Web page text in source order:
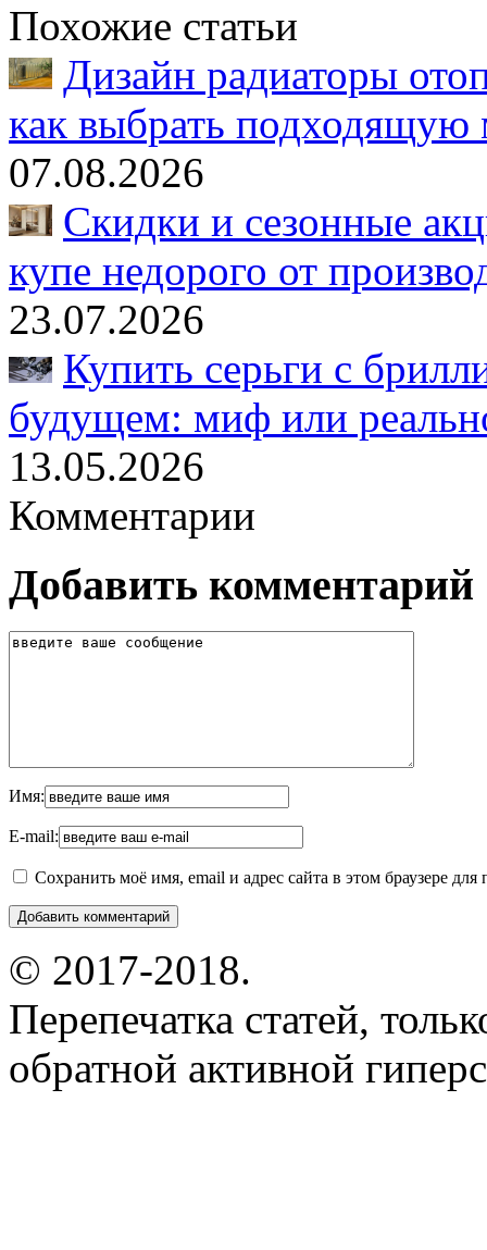
Похожие статьи
Дизайн радиаторы
как выбрать подходящую
07.08.2026
Скидки и сезонные
купе недорого от
23.07.2026
Купить серьги с
будущем: миф или
13.05.2026
Комментарии
Добавить комментарий
Имя:
E-mail:
Сохранить моё имя, email и адрес сайта в этом браузере
© 2017-2018.
Перепечатка статей,
обратной активной